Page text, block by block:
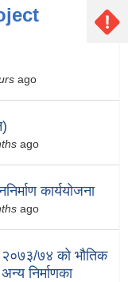
ago
ago
कार्ययोजना
ago
७४ को भौतिक
निर्माणका